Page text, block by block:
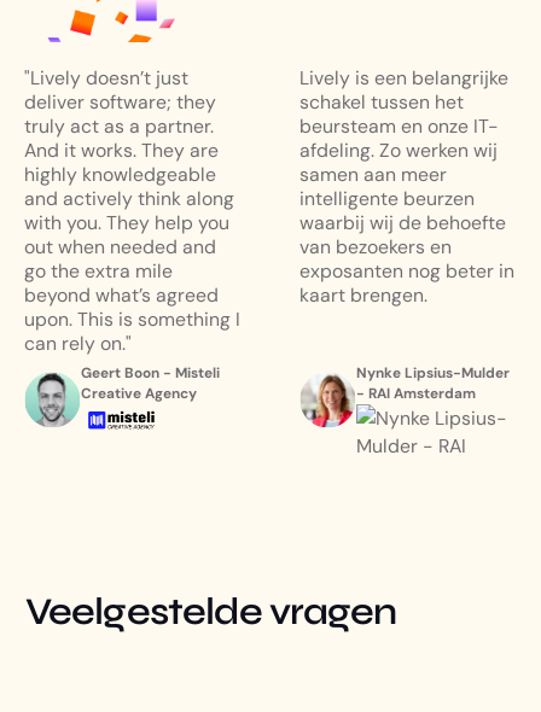
"Lively doesn’t just
deliver software; they
truly act as a partner.
And it works. They are
highly knowledgeable
and actively think along
with you. They help you
out when needed and
go the extra mile
beyond what’s agreed
upon. This is something I
can rely on."
Geert Boon - Misteli
Creative Agency
Lively is een belangrijke
schakel tussen het
beursteam en onze IT-
afdeling. Zo werken wij
samen aan meer
intelligente beurzen
waarbij wij de behoefte
van bezoekers en
exposanten nog beter in
kaart brengen.
Nynke Lipsius-Mulder
- RAI Amsterdam
Veelgestelde vragen